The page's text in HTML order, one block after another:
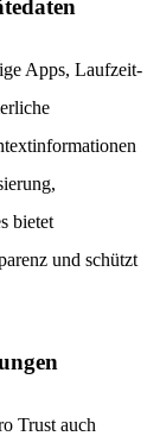
Apps, Laufzeit-
bietet
und schützt
Trust auch